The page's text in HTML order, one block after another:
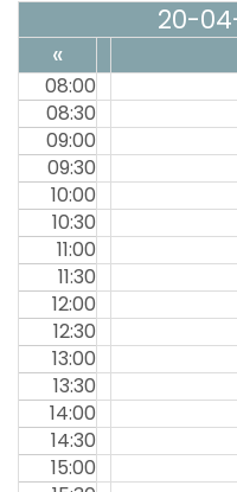
20-
«
08:00
08:30
09:00
09:30
10:00
10:30
11:00
11:30
12:00
12:30
13:00
13:30
14:00
14:30
15:00